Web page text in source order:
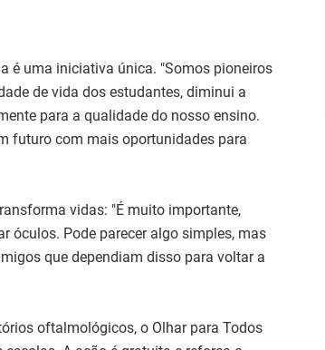
é uma iniciativa única. "Somos pioneiros
de vida dos estudantes, diminui a
para a qualidade do nosso ensino.
futuro com mais oportunidades para
vidas: "É muito importante,
óculos. Pode parecer algo simples, mas
que dependiam disso para voltar a
oftalmológicos, o Olhar para Todos